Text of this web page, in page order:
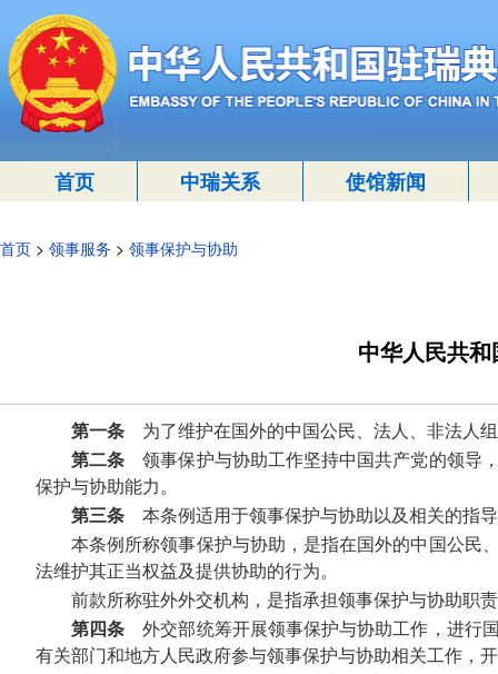
首页 中瑞关系 使馆新闻
首页 > 领事服务 > 领事保护与协助
中华人民共
第一条 为了维护在国外的中国公民、法人、非法人
第二条 领事保护与协助工作坚持中国共产党的领导
保护与协助能力。
第三条 本条例适用于领事保护与协助以及相关的指
本条例所称领事保护与协助，是指在国外的中国公民
法维护其正当权益及提供协助的行为。
前款所称驻外外交机构，是指承担领事保护与协助职
第四条 外交部统筹开展领事保护与协助工作，进行
有关部门和地方人民政府参与领事保护与协助相关工作，